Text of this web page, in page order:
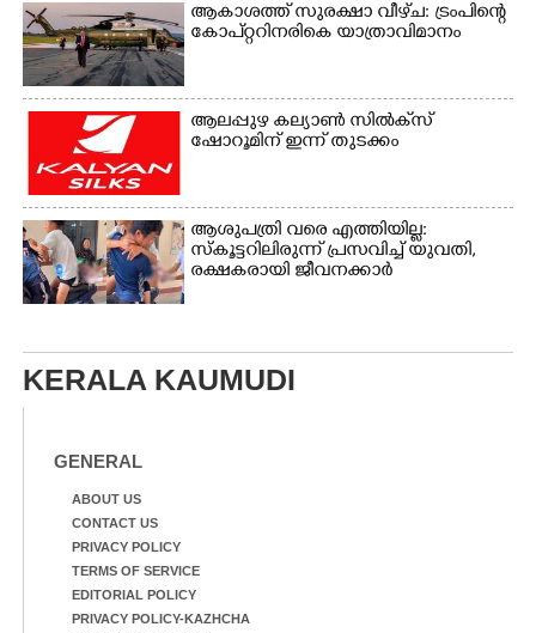
ആകാശത്ത് സുരക്ഷാ വീഴ്‌ച: ട്രംപിന്റെ
കോ‌പ്‌റ്ററിനരികെ യാത്രാവിമാനം
ആലപ്പുഴ കല്യാൺ സിൽക്‌സ്
ഷോറൂമിന് ഇന്ന് തുടക്കം
ആശുപത്രി വരെ എത്തിയില്ല:
സ്കൂട്ടറിലിരുന്ന് പ്രസവിച്ച് യുവതി,
രക്ഷകരായി ജീവനക്കാർ
KERALA KAUMUDI
GENERAL
ABOUT US
CONTACT US
PRIVACY POLICY
TERMS OF SERVICE
EDITORIAL POLICY
PRIVACY POLICY-KAZHCHA